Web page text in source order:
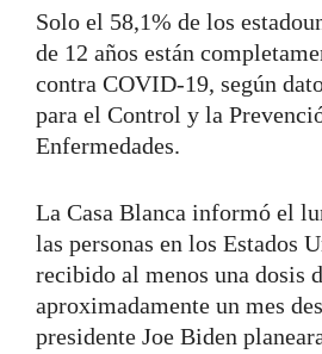
Solo el 58,1% de los
de 12 años están
contra COVID-19, según
para el Control y la
Enfermedades.
La Casa Blanca informó el
las personas en los Estados
recibido al menos una dosis
aproximadamente un mes
presidente Joe Biden